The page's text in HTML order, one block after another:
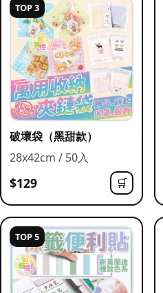
TOP 3
破壞袋（黑甜款）
28x42cm / 50入
$129 🛒
TOP 5